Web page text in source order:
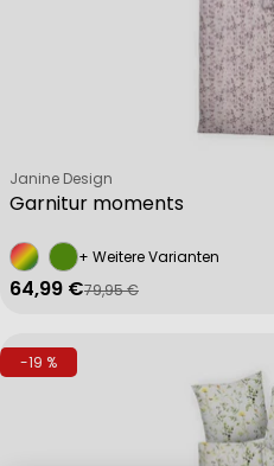
Garnitur moments
Verkäufer:
Janine Design
+ Weitere Varianten
Verkaufspreis
64,99 €
Regulärer Preis
79,95 €
-19 %